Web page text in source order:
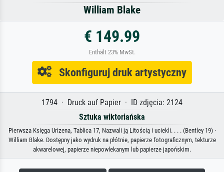
William Blake
€ 149.99
Enthält 23% MwSt.
Skonfiguruj druk artystyczny
1794 · Druck auf Papier · ID zdjęcia: 2124
Sztuka wiktoriańska
Pierwsza Księga Urizena, Tablica 17, Nazwali ją Litością i uciekli. . . . (Bentley 19) ·
William Blake. Dostępny jako wydruk na płótnie, papierze fotograficznym, tekturze
akwarelowej, papierze niepowlekanym lub papierze japońskim.